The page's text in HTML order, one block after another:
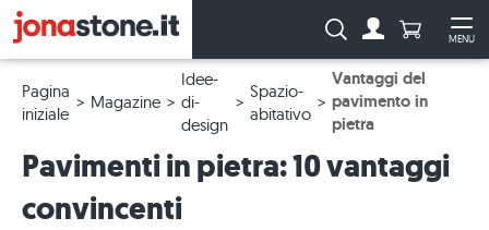
MENU
Ricerca: Numero di
Pagina
iniziale
Magazine
Idee-
di-
design
Spazio-
abitativo
Vantaggi del
pavimento in
pietra
Pavimenti in pietra: 10 vantaggi
convincenti